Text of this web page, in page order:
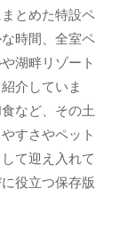
とめた特設ペ
時間、全室ペ
湖畔リゾート
介していま
など、その土
すさやペット
て迎え入れて
役立つ保存版